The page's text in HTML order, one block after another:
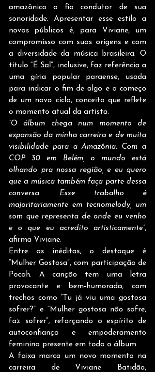
amazônico o fio condutor de sua
sonoridade. Apresentar esse estilo a
novos públicos é, para Viviane, um
compromisso com suas origens e com
a diversidade da música brasileira. O
título “É Sal”, inclusive, faz referência a
uma gíria popular paraense, usada
para indicar o fim de algo e o começo
de um novo ciclo, conceito que reflete
o momento atual da artista.
“O álbum chega num momento de
expansão da minha carreira e de muita
visibilidade para a Amazônia. Com a
COP 30 em Belém, o mundo está
olhando pra nossa região, e eu quero
que a música também faça parte dessa
conversa. Esse trabalho é
majoritariamente em tecnomelody, um
som que representa de onde eu venho
e o que eu acredito artisticamente”,
afirma Viviane.
Entre as inéditas, o destaque é
“Mulher Gostosa”, com participação de
Pocah. A canção tem uma letra
provocante e bem-humorada, com
trechos como “Tu já viu uma gostosa
sofrer?” e “Mulher gostosa não sofre,
faz sofrer”, reforçando o espírito de
autoconfiança e empoderamento
feminino presente em todo o álbum.
A faixa marca um novo momento na
carreira de Viviane Batidão,